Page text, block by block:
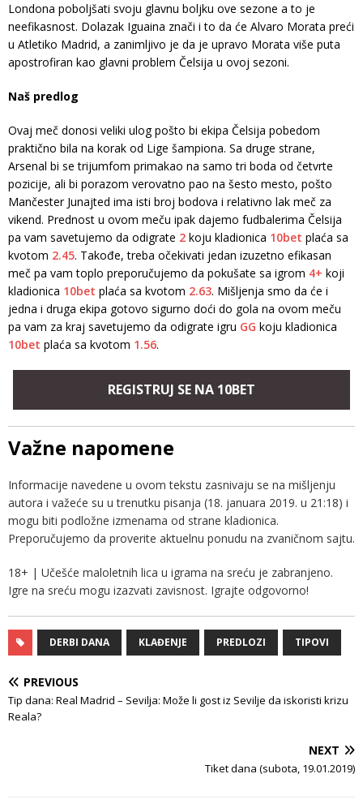
Londona poboljšati svoju glavnu boljku ove sezone a to je
neefikasnost. Dolazak Iguaina znači i to da će Alvaro Morata preći
u Atletiko Madrid, a zanimljivo je da je upravo Morata više puta
apostrofiran kao glavni problem Čelsija u ovoj sezoni.
Naš predlog
Ovaj meč donosi veliki ulog pošto bi ekipa Čelsija pobedom
praktično bila na korak od Lige šampiona. Sa druge strane,
Arsenal bi se trijumfom primakao na samo tri boda od četvrte
pozicije, ali bi porazom verovatno pao na šesto mesto, pošto
Mančester Junajted ima isti broj bodova i relativno lak meč za
vikend. Prednost u ovom meču ipak dajemo fudbalerima Čelsija
pa vam savetujemo da odigrate 2 koju kladionica 10bet plaća sa
kvotom 2.45. Takođe, treba očekivati jedan izuzetno efikasan
meč pa vam toplo preporučujemo da pokušate sa igrom 4+ koji
kladionica 10bet plaća sa kvotom 2.63. Mišljenja smo da će i
jedna i druga ekipa gotovo sigurno doći do gola na ovom meču
pa vam za kraj savetujemo da odigrate igru GG koju kladionica
10bet plaća sa kvotom 1.56.
REGISTRUJ SE NA 10BET
Važne napomene
Informacije navedene u ovom tekstu zasnivaju se na mišljenju
autora i važeće su u trenutku pisanja (18. januara 2019. u 21:18) i
mogu biti podložne izmenama od strane kladionica.
Preporučujemo da proverite aktuelnu ponudu na zvaničnom sajtu.
18+ | Učešće maloletnih lica u igrama na sreću je zabranjeno.
Igre na sreću mogu izazvati zavisnost. Igrajte odgovorno!
DERBI DANA KLAĐENJE PREDLOZI TIPOVI
PREVIOUS
Tip dana: Real Madrid – Sevilja: Može li gost iz Sevilje da iskoristi krizu
Reala?
NEXT
Tiket dana (subota, 19.01.2019)